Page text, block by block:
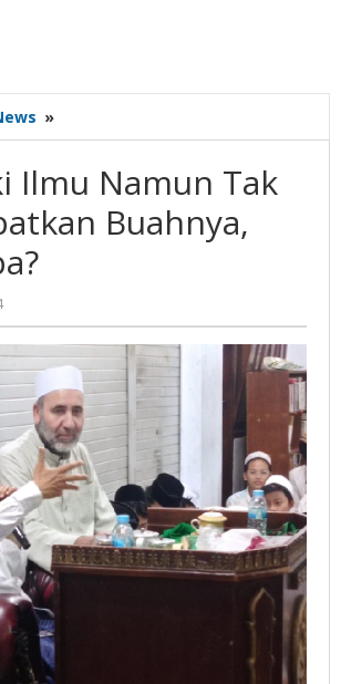
»
Ilmu
Tak
Mendapatkan
Buahnya,
Ilmu Namun Tak
Buahnya,
Gatot
Susanto